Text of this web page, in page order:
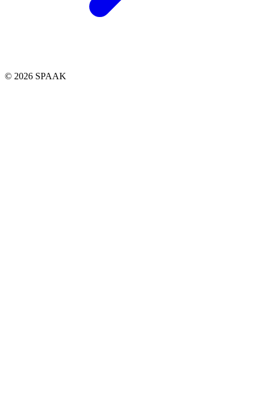
© 2026 SPAAK